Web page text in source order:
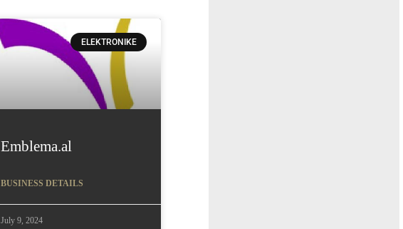
ELEKTRONIKE
Emblema.al
BUSINESS DETAILS
July 9, 2024